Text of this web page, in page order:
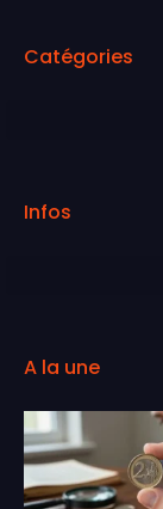
Catégories
Infos
A la une